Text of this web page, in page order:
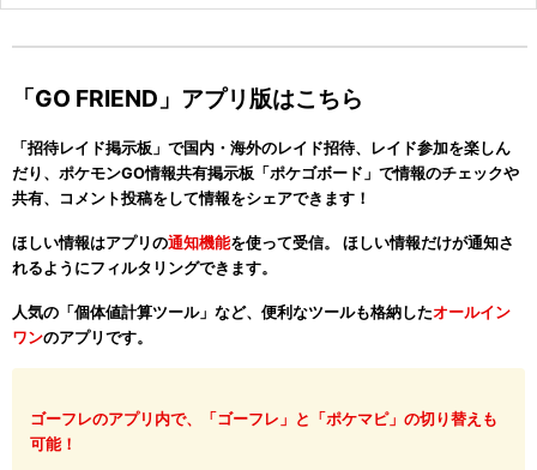
「GO FRIEND」アプリ版はこちら
「招待レイド掲示板」で国内・海外のレイド招待、レイド参加を楽しん
だり、ポケモンGO情報共有掲示板「ポケゴボード」で情報のチェックや
共有、コメント投稿をして情報をシェアできます！
ほしい情報はアプリの通知機能を使って受信。 ほしい情報だけが通知さ
れるようにフィルタリングできます。
人気の「個体値計算ツール」など、便利なツールも格納したオールイン
ワンのアプリです。
ゴーフレのアプリ内で、「ゴーフレ」と「ポケマピ」の切り替えも
可能！